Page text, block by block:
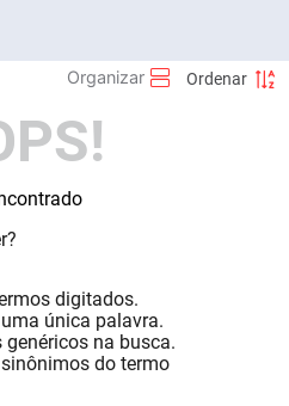
digitados.
única palavra.
genéricos na busca.
do termo